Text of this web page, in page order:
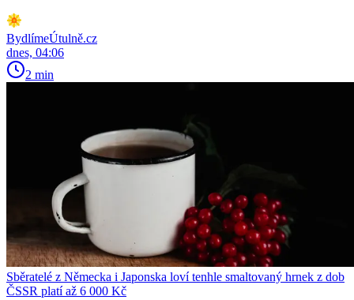
BydlímeÚtulně.cz
dnes, 04:06
2 min
Sběratelé z Německa i Japonska loví tenhle smaltovaný hrnek z dob
ČSSR platí až 6 000 Kč